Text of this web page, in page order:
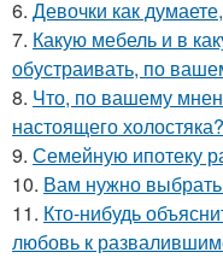
6. Девочки как
7. Какую мебель и в
обустраивать, по
8. Что, по вашему
настоящего холостяка?
9. Семейную ипотеку
10. Вам нужно
11. Кто-нибудь
любовь к